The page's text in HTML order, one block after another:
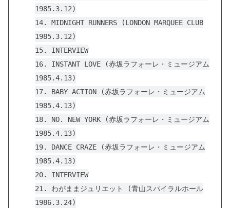
1985.3.12)
14. MIDNIGHT RUNNERS (LONDON MARQUEE CLUB
1985.3.12)
15. INTERVIEW
16. INSTANT LOVE (赤坂ラフォーレ・ミュージアム
1985.4.13)
17. BABY ACTION (赤坂ラフォーレ・ミュージアム
1985.4.13)
18. NO. NEW YORK (赤坂ラフォーレ・ミュージアム
1985.4.13)
19. DANCE CRAZE (赤坂ラフォーレ・ミュージアム
1985.4.13)
20. INTERVIEW
21. わがままジュリエット (青山スパイラルホール
1986.3.24)